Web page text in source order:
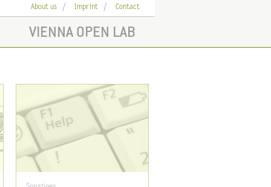
About us Imprint Contact
VIENNA OPEN LAB